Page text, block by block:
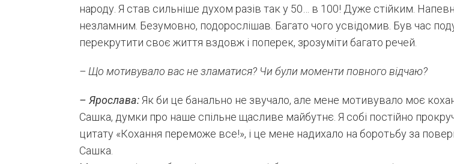
народу. Я став сильніше духом разів так у 50… в 100! Дуже стійким.
незламним. Безумовно, подорослішав. Багато чого усвідомив. Був час
перекрутити своє життя вздовж і поперек, зрозуміти багато речей.
– Що мотивувало вас не зламатися? Чи були моменти повного відчаю?
– Ярослава:Як би це банально не звучало, але мене мотивувало моє
Сашка, думки про наше спільне щасливе майбутнє. Я собі постійно
цитату «Кохання переможе все!», і це мене надихало на боротьбу за
Сашка.